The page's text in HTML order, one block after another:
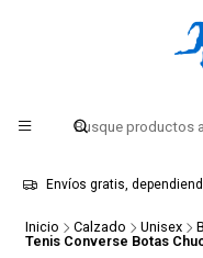
Envíos gratis,
Inicio Calzado Unisex
Tenis Converse Botas